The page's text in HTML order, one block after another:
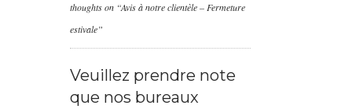
thoughts on “Avis à notre clientèle – Fermeture
estivale”
Veuillez prendre note
que nos bureaux